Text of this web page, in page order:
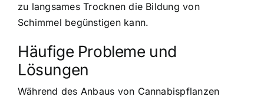
zu langsames Trocknen die Bildung von
Schimmel begünstigen kann.
Häufige Probleme und
Lösungen
Während des Anbaus von Cannabispflanzen